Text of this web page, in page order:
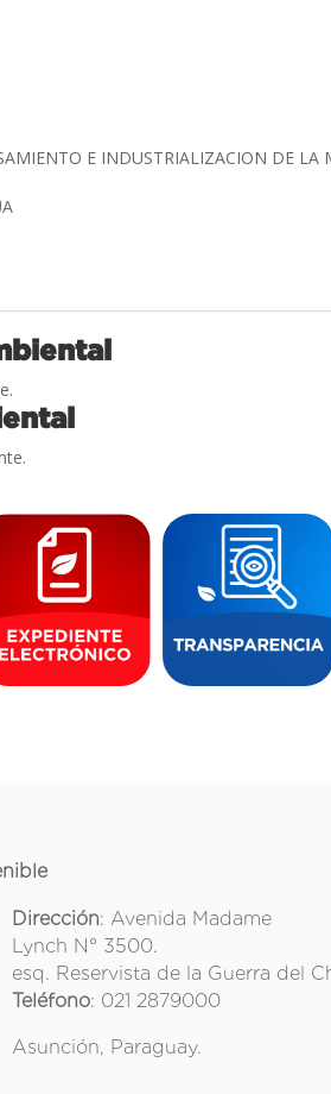
E INDUSTRIALIZACION DE LA
Dirección: Avenida Madame
Lynch N° 3500.
esq. Reservista de la Guerra del
Teléfono: 021 2879000
Asunción, Paraguay.